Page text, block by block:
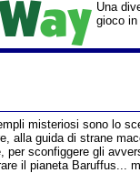
Una
gioco
misteriosi sono lo
alla guida di strane
per sconfiggere gli
il pianeta Baruffus...